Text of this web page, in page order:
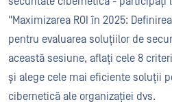
"Maximizarea ROI în 2025:
pentru evaluarea soluțiilor de
această sesiune, aflați cele 8
și alege cele mai eficiente soluții
cibernetică ale organizației dvs.